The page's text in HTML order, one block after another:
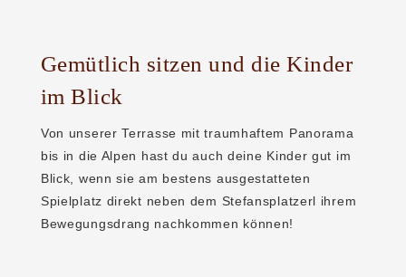
Gemütlich sitzen und die Kinder
im Blick
Von unserer Terrasse mit traumhaftem Panorama
bis in die Alpen hast du auch deine Kinder gut im
Blick, wenn sie am bestens ausgestatteten
Spielplatz direkt neben dem Stefansplatzerl ihrem
Bewegungsdrang nachkommen können!